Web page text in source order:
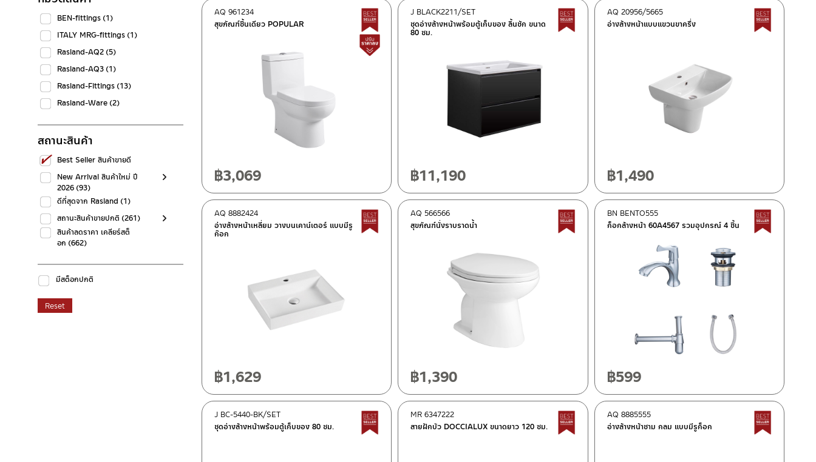
สุขภัณฑ์ชิ้นเดียว POPULAR
AQ 961234 Best Seller สินค้าขายดี
฿3,069
ชุดอ่างล้างหน้าพร้อมตู้เก็บของ ลิ้นชัก ขนาด
80 ซม.
J BLACK2211/SET Best Seller สินค้าขายดี
฿11,190
อ่างล้างหน้าแบบแขวนขาครึ่ง
AQ 20956/5665
฿1,490
อ่างล้างหน้าเหลี่ยม วางบนเคาน์เตอร์ แบบมีรู
ก๊อก
AQ 8882424 Best Seller สินค้าขายดี
฿1,629
สุขภัณฑ์นั่งราบราดน้ำ
AQ 566566 Best Seller สินค้าขายดี
฿1,390
ก็อกล้างหน้า 60A4567 รวมอุปกรณ์ 4 ชิ้น
BN BENTO555
฿599
ชุดอ่างล้างหน้าพร้อมตู้เก็บของ 80 ซม.
J BC-5440-BK/SET Best Seller สินค้าขายดี
สายฝักบัว DOCCIALUX ขนาดยาว 120 ซม.
MR 6347222 Best Seller สินค้าขายดี
อ่างล้างหน้าชาม กลม แบบมีรูก็อก
AQ 8885555
BEN-fittings (1)
ITALY MRG-fittings (1)
Rasland-AQ2 (5)
Rasland-AQ3 (1)
Rasland-Fittings (13)
Rasland-Ware (2)
สถานะสินค้า
Best Seller สินค้าขายดี
New Arrival สินค้าใหม่ ปี
2026 (93)
ดีที่สุดจาก Rasland (1)
สถานะสินค้าขายปกติ (261)
สินค้าลดราคา เคลียร์สต็
อก (662)
มีสต็อกปกติ
Reset